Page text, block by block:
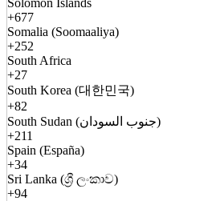
Solomon Islands
+677
Somalia (Soomaaliya)
+252
South Africa
+27
South Korea (대한민국)
+82
South Sudan (جنوب السودان)
+211
Spain (España)
+34
Sri Lanka (ශ්‍රී ලංකාව)
+94